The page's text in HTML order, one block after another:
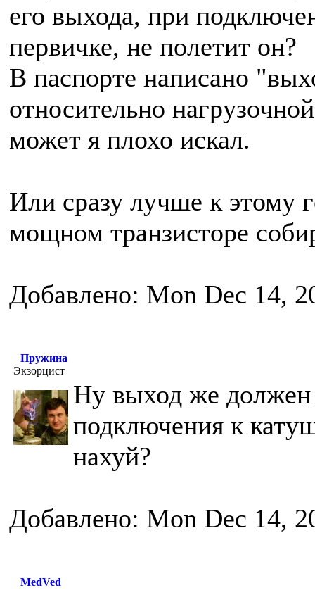
его выхода, при
первичке, не полетит он?
В паспорте написано
относительно
может я плохо искал.
Или сразу лучше к этому
мощном транзисторе
Добавлено: Mon Dec 14,
Пружина
Экзорцист
Ну выход же должен
подключения к
нахуй?
Добавлено: Mon Dec 14,
MedVed